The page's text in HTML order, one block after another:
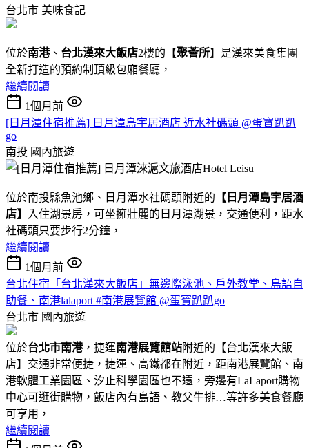
台北市 美味食記
位於南港、 台北漢來大飯店2樓的【聚薈所】是漢來美食集團
全新打造的預約制頂級包廂餐廳，
繼續閱讀
1個月前
[日月潭住宿推薦] 日月潭島宇居酒店 近水社碼頭 @蛋寶趴趴
go
南投 國內旅遊
位於南投縣魚池鄉、日月潭水社碼頭附近的 【日月潭島宇居酒
店】
入住湖景房，可坐擁壯麗的日月潭湖景，交通便利，距水
社碼頭只要步行2分鐘，
繼續閱讀
1個月前
台北住宿「台北漢來大飯店」無邊際泳池、戶外教堂、島語自
助餐、南港lalaport #南港展覽館 @蛋寶趴趴go
台北市 國內旅遊
位於台北市南港，捷運南港展覽館站附近的【台北漢來大飯
店】交通非常便捷，捷運、高鐵都在附近，距南港展覽館、南
港軟體工業園區、汐止科學園區也不遠，旁邊有LaLaport購物
中心可逛街購物，飯店內有島語、教父牛排…等許多美食餐廳
可享用，
繼續閱讀